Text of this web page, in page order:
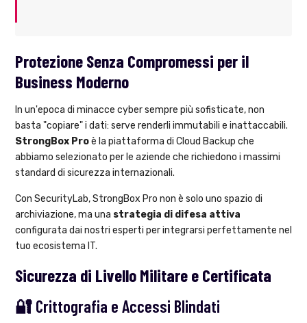
Protezione Senza Compromessi per il
Business Moderno
In un'epoca di minacce cyber sempre più sofisticate, non
basta "copiare" i dati: serve renderli immutabili e inattaccabili.
StrongBox Proè la piattaforma di Cloud Backup che
abbiamo selezionato per le aziende che richiedono i massimi
standard di sicurezza internazionali.
Con SecurityLab, StrongBox Pro non è solo uno spazio di
archiviazione, ma una strategia di difesa attiva
configurata dai nostri esperti per integrarsi perfettamente nel
tuo ecosistema IT.
Sicurezza di Livello Militare e Certificata
🔐 Crittografia e Accessi Blindati